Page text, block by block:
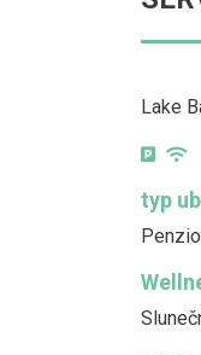
Lake
typ